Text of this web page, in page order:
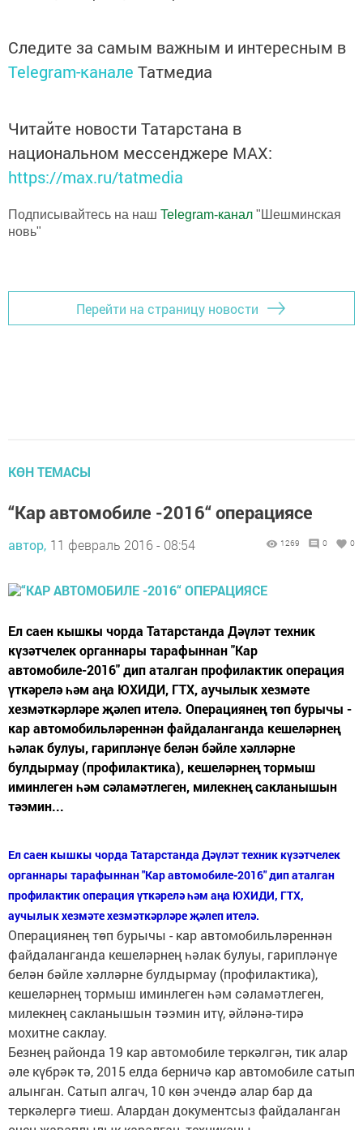
Следите за самым важным и интересным в
Telegram-канале Татмедиа
Читайте новости Татарстана в
национальном мессенджере MАХ:
https://max.ru/tatmedia
Подписывайтесь на наш Telegram-канал "Шешминская
новь"
Перейти на страницу новости
КӨН ТЕМАСЫ
“Кар автомобиле -2016“ операциясе
автор, 11 февраль 2016 - 08:54 1269 0 0
Ел саен кышкы чорда Татарстанда Дәүләт техник
күзәтчелек органнары тарафыннан "Кар
автомобиле-2016" дип аталган профилактик операция
үткәрелә һәм аңа ЮХИДИ, ГТХ, аучылык хезмәте
хезмәткәрләре җәлеп ителә. Операциянең төп бурычы -
кар автомобильләреннән файдаланганда кешеләрнең
һәлак булуы, гарипләнүе белән бәйле хәлләрне
булдырмау (профилактика), кешеләрнең тормыш
иминлеген һәм сәламәтлеген, милекнең сакланышын
тәэмин...
Ел саен кышкы чорда Татарстанда Дәүләт техник күзәтчелек
органнары тарафыннан "Кар автомобиле-2016" дип аталган
профилактик операция үткәрелә һәм аңа ЮХИДИ, ГТХ,
аучылык хезмәте хезмәткәрләре җәлеп ителә.
Операциянең төп бурычы - кар автомобильләреннән
файдаланганда кешеләрнең һәлак булуы, гарипләнүе
белән бәйле хәлләрне булдырмау (профилактика),
кешеләрнең тормыш иминлеген һәм сәламәтлеген,
милекнең сакланышын тәэмин итү, әйләнә-тирә
мохитне саклау.
Безнең районда 19 кар автомобиле теркәлгән, тик алар
әле күбрәк тә, 2015 елда берничә кар автомобиле сатып
алынган. Сатып алгач, 10 көн эчендә алар бар да
теркәлергә тиеш. Алардан документсыз файдаланган